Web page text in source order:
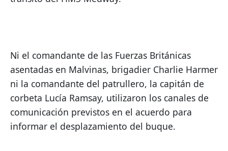
Ni el comandante de las Fuerzas Británicas
asentadas en Malvinas, brigadier Charlie Harmer
ni la comandante del patrullero, la capitán de
corbeta Lucía Ramsay, utilizaron los canales de
comunicación previstos en el acuerdo para
informar el desplazamiento del buque.